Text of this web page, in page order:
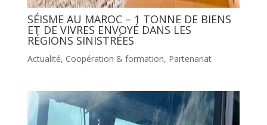
SÉISME AU MAROC – 1 TONNE DE BIENS
ET DE VIVRES ENVOYÉ DANS LES
RÉGIONS SINISTRÉES
Actualité, Coopération & formation, Partenariat